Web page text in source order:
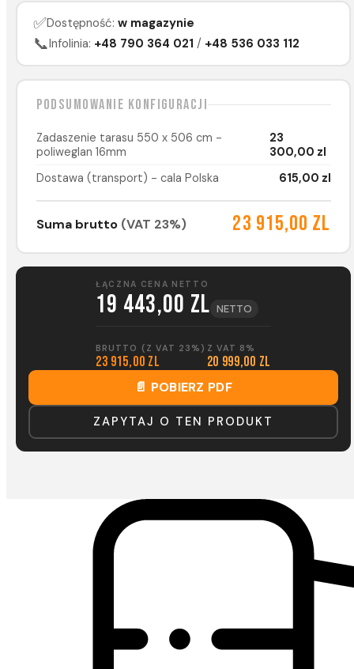
✅Dostępność: w magazynie
📞Infolinia: +48 790 364 021 / +48 536 033 112
Podsumowanie konfiguracji
Zadaszenie tarasu 550 x 506 cm -
poliweglan 16mm
23
300,00 zl
Dostawa (transport) - cala Polska
615,00 zl
Suma brutto (VAT 23%) 23 915,00 zl
ŁĄCZNA CENA NETTO
19 443,00 zl NETTO
BRUTTO (Z VAT 23%)
23 915,00 zl
Z VAT 8%
20 999,00 zl
📄 POBIERZ PDF
ZAPYTAJ O TEN PRODUKT